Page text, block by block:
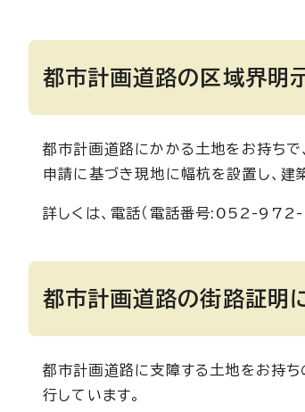
都市計画道路の区域界明
都市計画道路にかかる土地をお持ちで
申請に基づき現地に幅杭を設置し、建
詳しくは、電話（電話番号:052-972-
都市計画道路の街路証明
都市計画道路に支障する土地をお持
行しています。